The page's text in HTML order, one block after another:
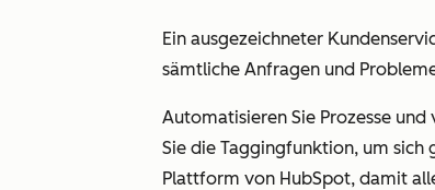
Ein ausgezeichneter
sämtliche Anfragen und
Automatisieren Sie Prozesse
Sie die Taggingfunktion, um sich
Plattform von HubSpot, damit